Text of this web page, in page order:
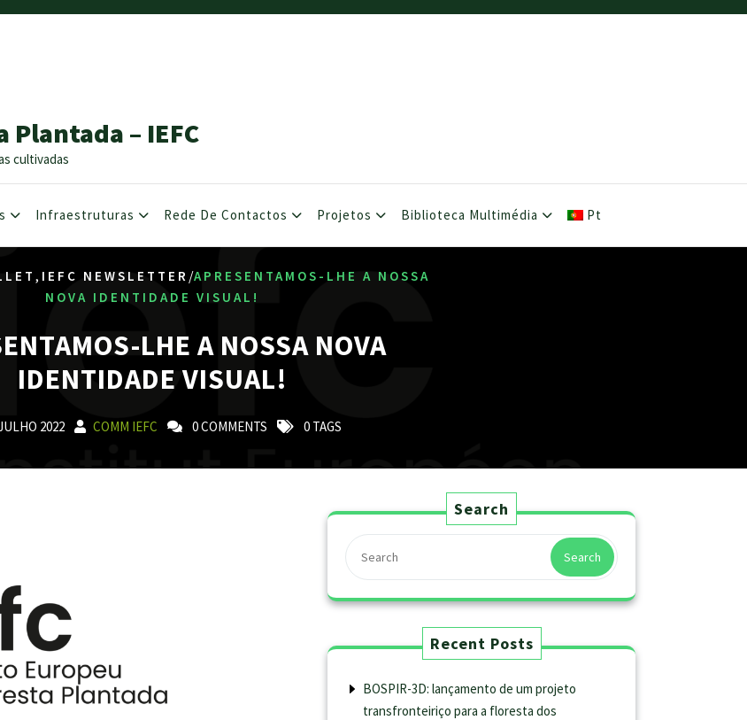
– IEFC
cultivadas
Infraestruturas Rede De Contactos Projetos Biblioteca Multimédia Pt
, IEFC NEWSLETTER /APRESENTAMOS-LHE A NOSSA
NOVA IDENTIDADE VISUAL!
LHE A NOSSA NOVA
IDENTIDADE VISUAL!
2022 COMM IEFC 0 COMMENTS 0 TAGS
Search
Search
Recent Posts
BOSPIR-3D: lançamento de um projeto
transfronteiriço para a floresta dos